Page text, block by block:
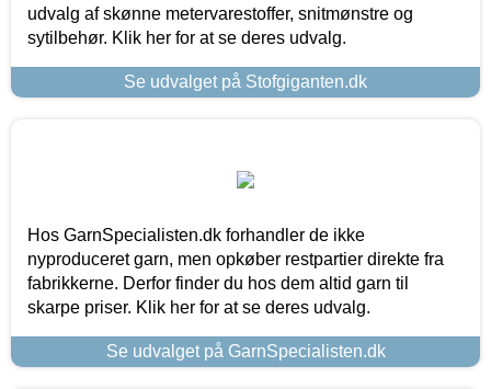
udvalg af skønne metervarestoffer, snitmønstre og
sytilbehør. Klik her for at se deres udvalg.
Se udvalget på Stofgiganten.dk
Hos GarnSpecialisten.dk forhandler de ikke
nyproduceret garn, men opkøber restpartier direkte fra
fabrikkerne. Derfor finder du hos dem altid garn til
skarpe priser. Klik her for at se deres udvalg.
Se udvalget på GarnSpecialisten.dk